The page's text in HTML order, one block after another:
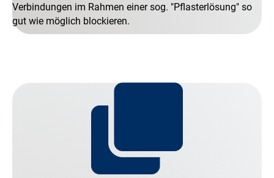
Verbindungen im Rahmen einer sog. Pflasterlösung so
gut wie möglich blockieren.